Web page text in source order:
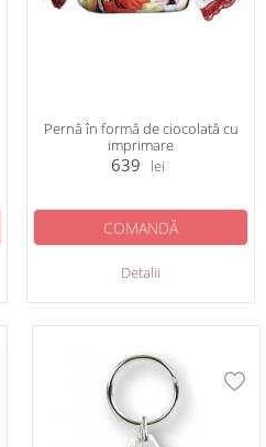
Pernă în formă de ciocolată cu
imprimare
639 lei
Detalii
COMANDĂ